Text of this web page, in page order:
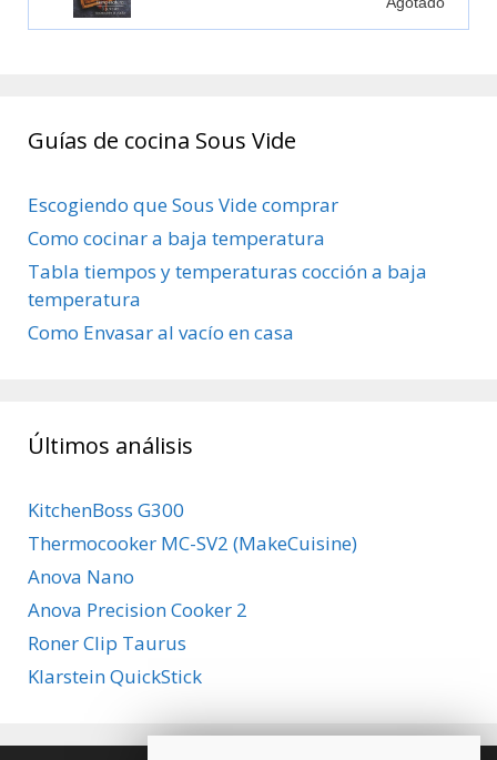
Guías de cocina Sous Vide
Escogiendo que Sous Vide comprar
Como cocinar a baja temperatura
Tabla tiempos y temperaturas cocción a baja
temperatura
Como Envasar al vacío en casa
Últimos análisis
KitchenBoss G300
Thermocooker MC-SV2 (MakeCuisine)
Anova Nano
Anova Precision Cooker 2
Roner Clip Taurus
Klarstein QuickStick